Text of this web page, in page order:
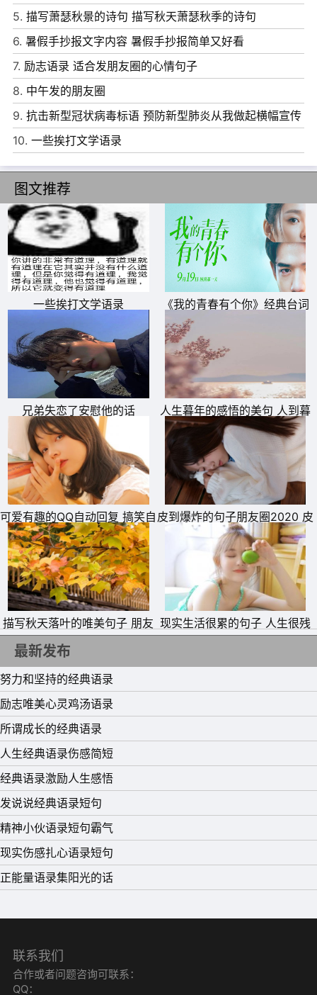
6、你不能改变命运，但你可以选择原地等待,或是，勇敢面
对。
7、爱情是双方的事情，不是一个人走了九十九步，而对方
迟迟犹豫是否迈出第一步。
8、坚强，不是面对悲伤不流一滴泪，而是擦乾眼泪后微笑
著面对以后的生活。
9、我帮不了你，无论是你的白龙男朋友，还是你的父母，
都只能靠你自己。
10、最远的旅行，是从自己的身体到自己的心，是从一个人
的心到另一个人的心。坚强不是面对悲伤不流一滴泪，而是
擦干眼泪后微笑着面对以后的生活。带上信仰，去寻找属于
你自己的国吧!哪怕倾尽一生。
11、将来很明确，工作室会散架，我已经可以看到了，担心
中随便取来的，它只是一个名字而已。
12、很多事情都是命中注定的，就好像你会遇到什么样的
人，经历什么样的伤痛，最终如何离开这个世界，没什么能
改变命运。
13、爱，不是寻找一个完美的人，而是学会用完美的眼光，
欣赏那个并不完美的人。
14、我有我每天的例行公事，每天我要做按摩、做体操、洗
澡、倒垃圾、喝咖啡，然后回家吃饭，这要花费大概三个小
时，或者更长，但这是我生活的基础。在这个范围内，我阅
自卑与无助。就如无脸男在面对千寻的时候，所说的那样：
我很寂寞，我真的很寂寞。
5. 描写萧瑟秋景的诗句 描写秋天萧瑟秋季的诗句
6. 暑假手抄报文字内容 暑假手抄报简单又好看
7. 励志语录 适合发朋友圈的心情句子
8. 中午发的朋友圈
9. 抗击新型冠状病毒标语 预防新型肺炎从我做起横幅宣传
语
10. 一些挨打文学语录
图文推荐
一些挨打文学语录 《我的青春有个你》经典台词
兄弟失恋了安慰他的话
人生暮年的感悟的美句 人到暮
年经典句子
可爱有趣的QQ自动回复 搞笑自
定义回复短语
皮到爆炸的句子朋友圈2020 皮
到会挨揍的句子
描写秋天落叶的唯美句子 朋友
圈晒落叶的说说文案
现实生活很累的句子 人生很残
酷也要学会现实
最新发布
努力和坚持的经典语录
励志唯美心灵鸡汤语录
所谓成长的经典语录
人生经典语录伤感简短
经典语录激励人生感悟
发说说经典语录短句
精神小伙语录短句霸气
现实伤感扎心语录短句
正能量语录集阳光的话
联系我们
合作或者问题咨询可联系：
QQ：